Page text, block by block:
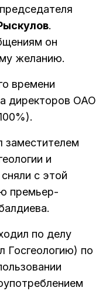
.
он
желанию.
времени
директоров ОАО
заместителем
и
с этой
премьер-
по делу
Госгеологию) по